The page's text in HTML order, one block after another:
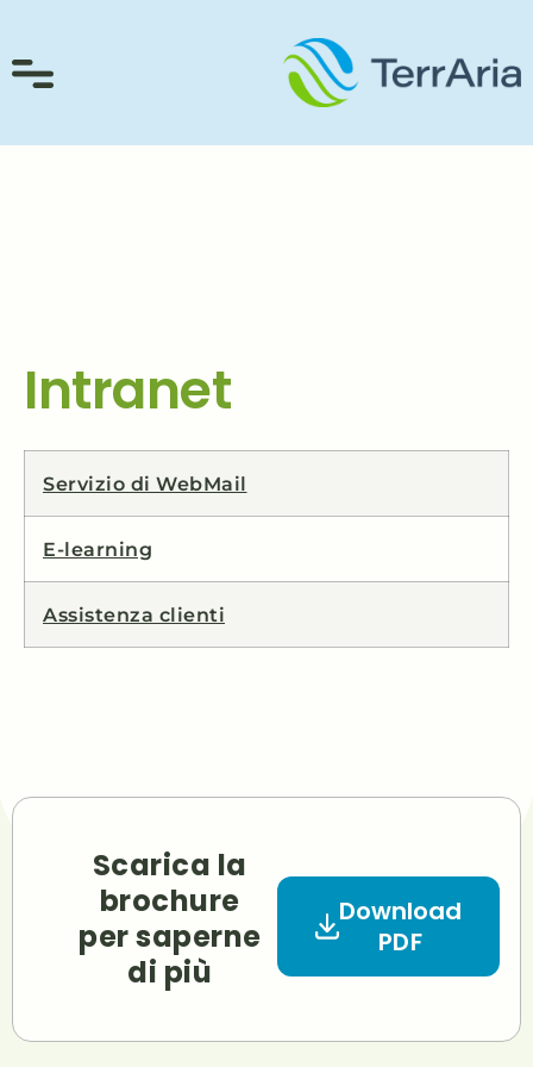
Intranet
Servizio di WebMail
E-learning
Assistenza clienti
Scarica la
brochure
per saperne
di più
Download
PDF